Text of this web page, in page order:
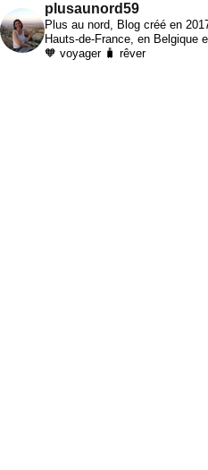
plusaunord59
Plus au nord, Blog créé en
Hauts-de-France, en Belgique
🧡 voyager 🧳 rêver